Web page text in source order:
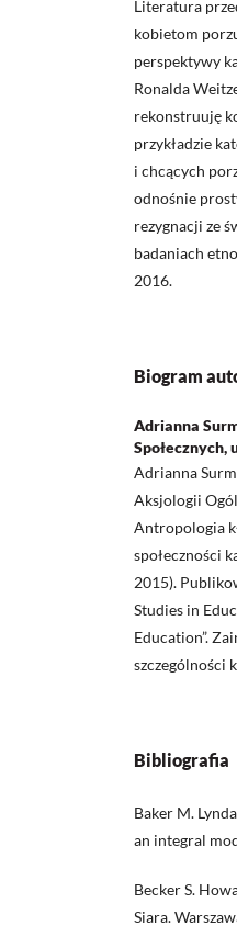
Literatura
kobietom
perspektywy
Ronalda
rekonstruuję
przykładzie
i chcących
odnośnie
rezygnacji ze
badaniach
2016.
Biogram
Adrianna
Społecznych,
Adrianna
Aksjologii
Antropologia
społeczności
2015).
Studies in
Education”.
szczególności
Bibliografia
Baker M.
an integral
Becker S.
Siara.